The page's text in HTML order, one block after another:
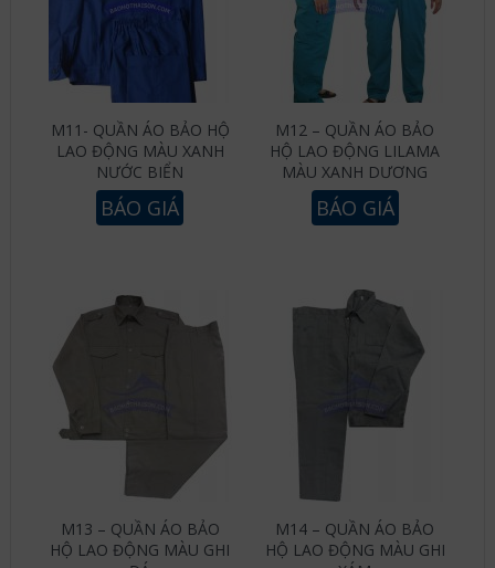
M11- QUẦN ÁO BẢO HỘ
LAO ĐỘNG MÀU XANH
NƯỚC BIỂN
BÁO GIÁ
M12 – QUẦN ÁO BẢO
HỘ LAO ĐỘNG LILAMA
MÀU XANH DƯƠNG
BÁO GIÁ
M13 – QUẦN ÁO BẢO
HỘ LAO ĐỘNG MÀU GHI
M14 – QUẦN ÁO BẢO
HỘ LAO ĐỘNG MÀU GHI